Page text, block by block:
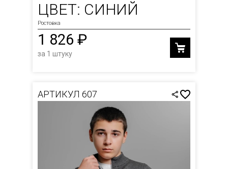
ЦВЕТ: СИНИЙ
Ростовка
1 826 ₽
за 1 штуку
АРТИКУЛ 607